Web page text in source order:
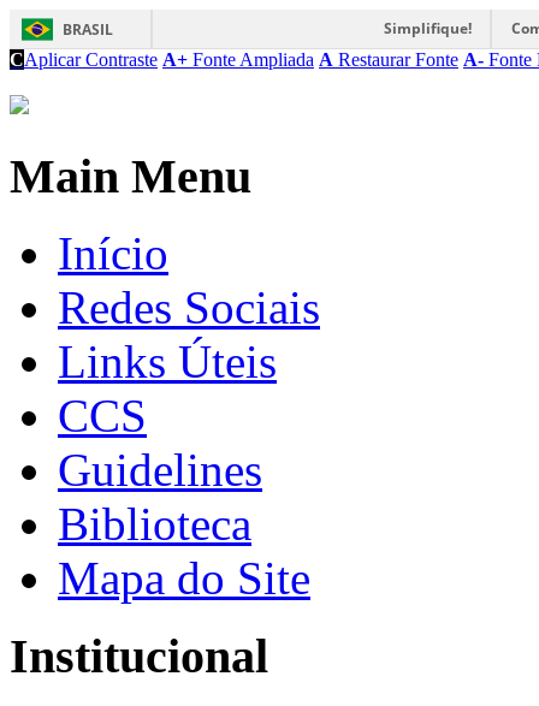
BRASIL Simplifique!
CAplicar Contraste A+ Fonte Ampliada A Restaurar Fonte A- Fonte
Main Menu
Início
Redes Sociais
Links Úteis
CCS
Guidelines
Biblioteca
Mapa do Site
Institucional